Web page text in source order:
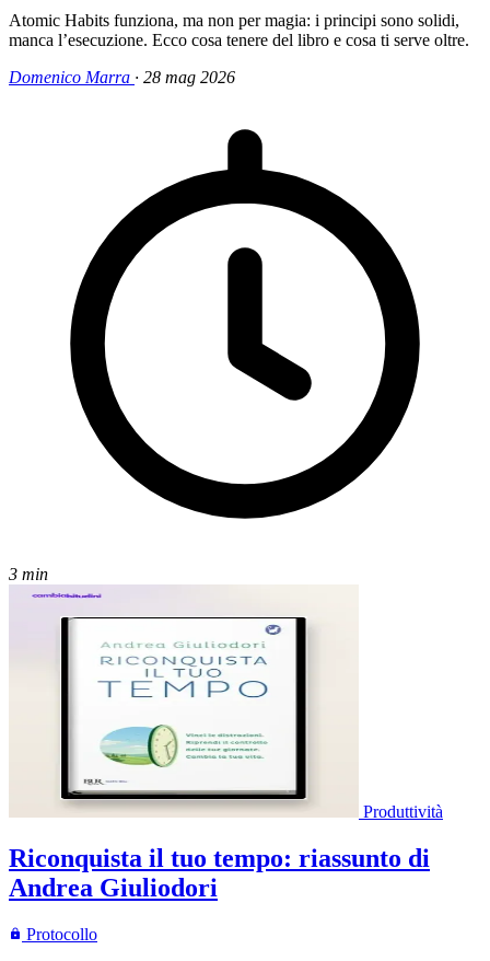
Atomic Habits funziona, ma non per magia: i principi sono solidi,
manca l’esecuzione. Ecco cosa tenere del libro e cosa ti serve oltre.
Domenico Marra · 28 mag 2026
3 min
Produttività
Riconquista il tuo tempo: riassunto di
Andrea Giuliodori
Protocollo